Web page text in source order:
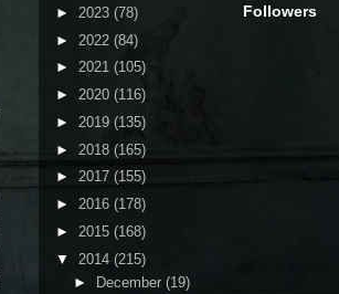
► 2023 (78)
► 2022 (84)
► 2021 (105)
► 2020 (116)
► 2019 (135)
► 2018 (165)
► 2017 (155)
► 2016 (178)
► 2015 (168)
▼ 2014 (215)
►
December (19)
Followers